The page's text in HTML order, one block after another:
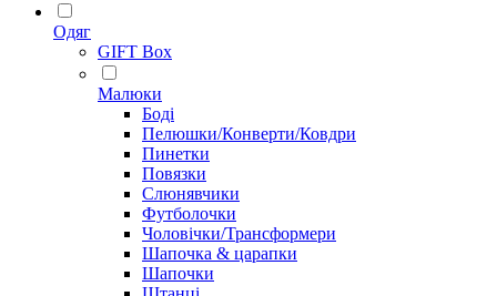
Одяг
GIFT Box
Малюки
Боді
Пелюшки/Конверти/Ковдри
Пинетки
Повязки
Слюнявчики
Футболочки
Чоловічки/Трансформери
Шапочка & царапки
Шапочки